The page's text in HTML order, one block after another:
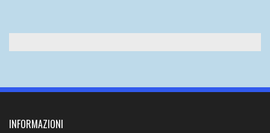
INFORMAZIONI